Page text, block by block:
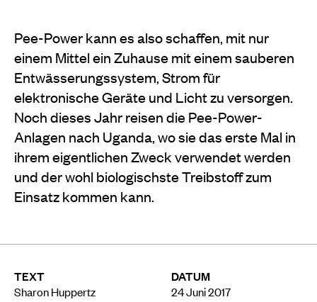
TEXT
Sharon Huppertz
DATUM
24 Juni 2017
Pee-Power kann es also schaffen, mit nur
einem Mittel ein Zuhause mit einem sauberen
Entwässerungssystem, Strom für
elektronische Geräte und Licht zu versorgen.
Noch dieses Jahr reisen die Pee-Power-
Anlagen nach Uganda, wo sie das erste Mal in
ihrem eigentlichen Zweck verwendet werden
und der wohl biologischste Treibstoff zum
Einsatz kommen kann.